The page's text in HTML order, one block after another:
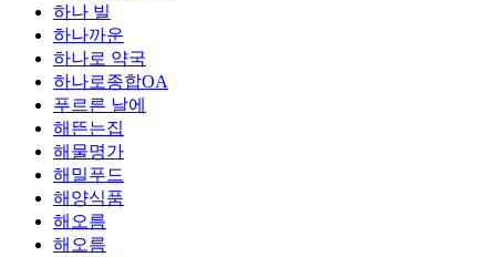
하나 빌
하나까운
하나로 약국
하나로종합OA
푸르른 날에
해뜬는집
해물명가
해밀푸드
해양식품
해오름
해오름